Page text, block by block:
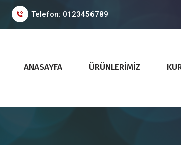
Telefon: 0123456789
ANASAYFA ÜRÜNLERİMİZ